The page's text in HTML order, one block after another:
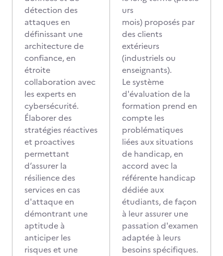
détection des
attaques en
définissant une
architecture de
confiance, en
étroite
collaboration avec
les experts en
cybersécurité.
Élaborer des
stratégies réactives
et proactives
permettant
d’assurer la
résilience des
services en cas
d'attaque en
démontrant une
aptitude à
anticiper les
risques et une
urs
mois) proposés par
des clients
extérieurs
(industriels ou
enseignants).
Le système
d'évaluation de la
formation prend en
compte les
problématiques
liées aux situations
de handicap, en
accord avec la
référente handicap
dédiée aux
étudiants, de façon
à leur assurer une
passation d'examen
adaptée à leurs
besoins spécifiques.